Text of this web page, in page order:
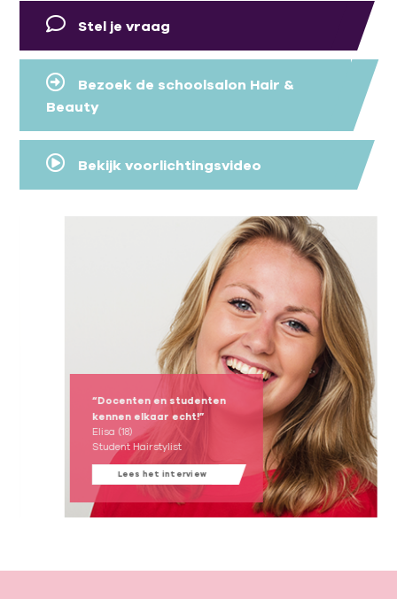
Stel je vraag
Bezoek de schoolsalon Hair &
Beauty
Bekijk voorlichtingsvideo
“Docenten en studenten
kennen elkaar echt!”
Elisa (18)
Student Hairstylist
Lees het interview